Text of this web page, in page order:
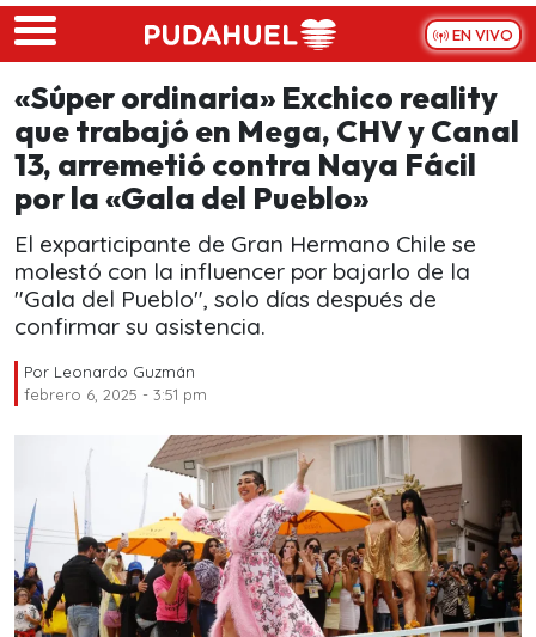
Skip to main content
EN VIVO
«Súper ordinaria» Exchico reality
que trabajó en Mega, CHV y Canal
13, arremetió contra Naya Fácil
por la «Gala del Pueblo»
El exparticipante de Gran Hermano Chile se
molestó con la influencer por bajarlo de la
"Gala del Pueblo", solo días después de
confirmar su asistencia.
Por Leonardo Guzmán
febrero 6, 2025 - 3:51 pm